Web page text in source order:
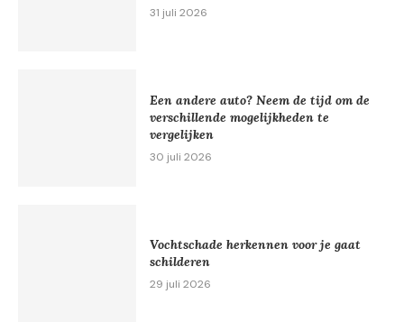
31 juli 2026
Een andere auto? Neem de tijd om de
verschillende mogelijkheden te
vergelijken
30 juli 2026
Vochtschade herkennen voor je gaat
schilderen
29 juli 2026